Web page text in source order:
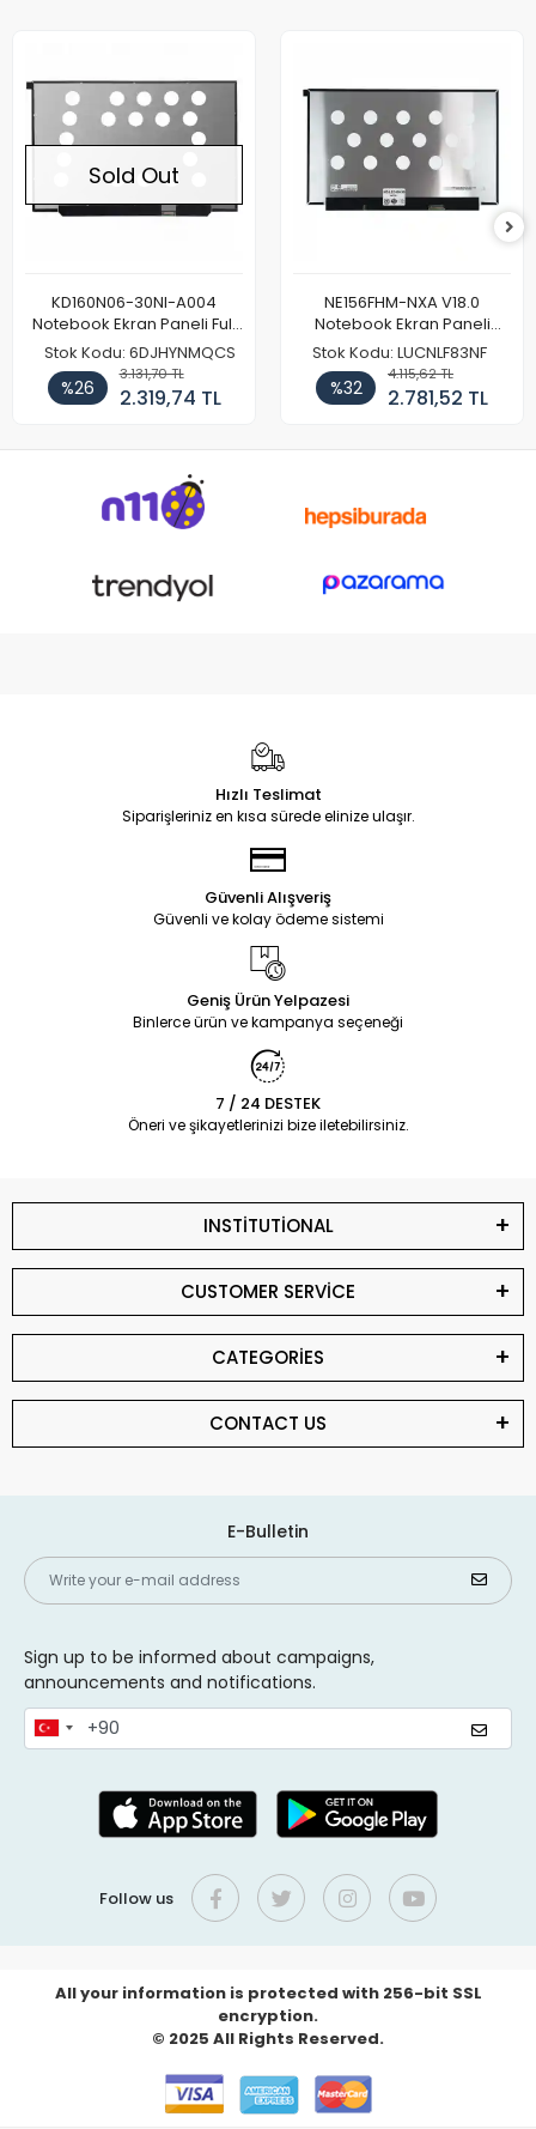
Sold Out
KD160N06-30NI-A004
Notebook Ekran Paneli Full
HD
Stok Kodu: 6DJHYNMQCS
%26
3.131,70 TL
2.319,74 TL
NE156FHM-NXA V18.0
Notebook Ekran Paneli
144Hz
Stok Kodu: LUCNLF83NF
%32
4.115,62 TL
2.781,52 TL
Hızlı Teslimat
Siparişleriniz en kısa sürede elinize ulaşır.
Güvenli Alışveriş
Güvenli ve kolay ödeme sistemi
Geniş Ürün Yelpazesi
Binlerce ürün ve kampanya seçeneği
7 / 24 DESTEK
Öneri ve şikayetlerinizi bize iletebilirsiniz.
INSTİTUTİONAL
CUSTOMER SERVİCE
CATEGORİES
CONTACT US
E-Bulletin
Sign up to be informed about campaigns,
announcements and notifications.
Follow us
All your information is protected with 256-bit SSL
encryption.
© 2025 All Rights Reserved.